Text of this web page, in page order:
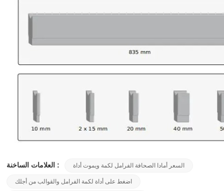
العلامات الساخنة : السعر أمادا الصحافة الفرامل لكمة ويموت أداة
اضغط على أداة لكمة الفرامل والقوالب من أجلك